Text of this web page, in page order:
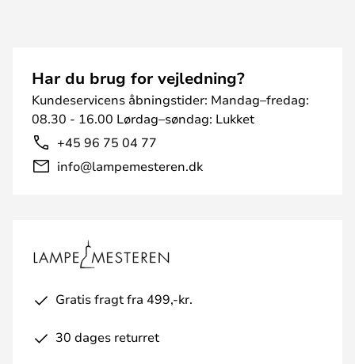
Har du brug for vejledning?
Kundeservicens åbningstider: Mandag–fredag:
08.30 - 16.00 Lørdag–søndag: Lukket
+45 96 75 04 77
info@lampemesteren.dk
Gratis fragt fra 499,-kr.
30 dages returret